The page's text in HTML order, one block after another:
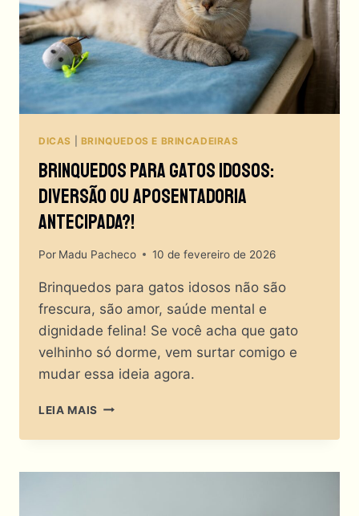
DICAS BRINQUEDOS E BRINCADEIRAS
Brinquedos Para Gatos Idosos:
Diversão Ou Aposentadoria
Antecipada?!
Por Madu Pacheco 10 de fevereiro de 2026
Brinquedos para gatos idosos não são
frescura, são amor, saúde mental e
dignidade felina! Se você acha que gato
velhinho só dorme, vem surtar comigo e
mudar essa ideia agora.
LEIA MAIS BRINQUEDOS
GATOS
DIVERSÃO